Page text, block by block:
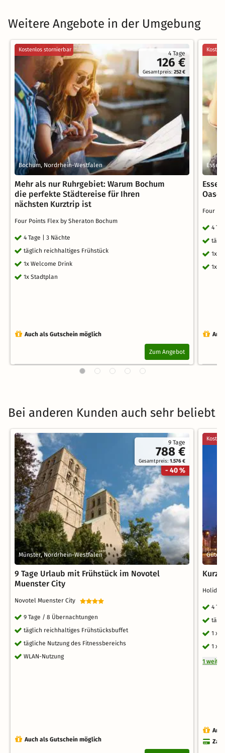
Weitere Angebote in der Umgebung
4 Tage
126 €
Gesamtpreis:252 €
Kostenlos stornierbar
Bochum, Nordrhein-Westfalen
Mehr als nur Ruhrgebiet: Warum Bochum
die perfekte Städtereise für Ihren
nächsten Kurztrip ist
Four Points Flex by Sheraton Bochum
4 Tage | 3 Nächte
täglich reichhaltiges Frühstück
1x Welcome Drink
1x Stadtplan
Auch als Gutschein möglich
Zum Angebot
Four
4
1x
1x
Bei anderen Kunden auch sehr beliebt
9 Tage
788 €
Gesamtpreis:1.576 €
- 40 %
Münster, Nordrhein-Westfalen
9 Tage Urlaub mit Frühstück im Novotel
Muenster City
Novotel Muenster City
9 Tage / 8 Übernachtungen
täglich reichhaltiges Frühstücksbuffet
tägliche Nutzung des Fitnessbereichs
WLAN-Nutzung
Auch als Gutschein möglich
Kurz
4
1 x
1 x
1